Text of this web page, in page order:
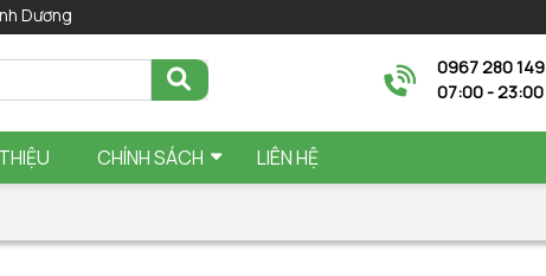
Dương
0967 280 149
07:00 - 23:00
CHÍNH SÁCH LIÊN HỆ